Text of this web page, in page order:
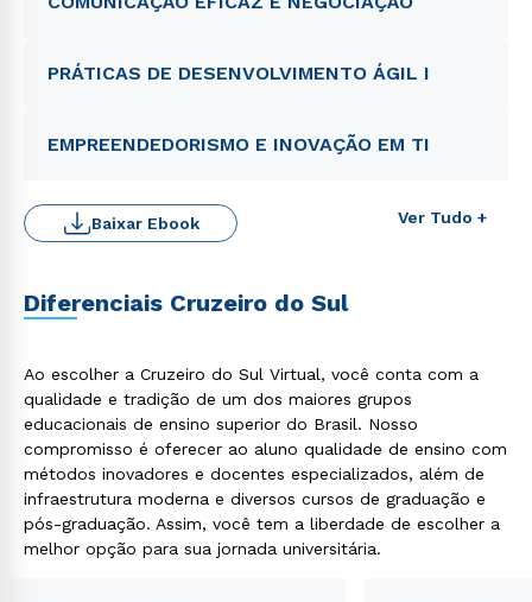
PRÁTICAS DE DESENVOLVIMENTO ÁGIL I
EMPREENDEDORISMO E INOVAÇÃO EM TI
Ver Tudo +
Baixar Ebook
Diferenciais Cruzeiro do Sul
Ao escolher a Cruzeiro do Sul Virtual, você conta com a
qualidade e tradição de um dos maiores grupos
educacionais de ensino superior do Brasil. Nosso
compromisso é oferecer ao aluno qualidade de ensino com
métodos inovadores e docentes especializados, além de
infraestrutura moderna e diversos cursos de graduação e
pós-graduação. Assim, você tem a liberdade de escolher a
melhor opção para sua jornada universitária.
WhatsApp
ou